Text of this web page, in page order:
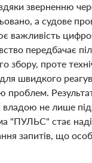
зверненню
а судове
важливість
передбачає
збору, проте
швидкого
проблем.
владою не лише
"ПУЛЬС" стає
запитів, що